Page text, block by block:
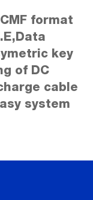
format
key
of DC
cable
system